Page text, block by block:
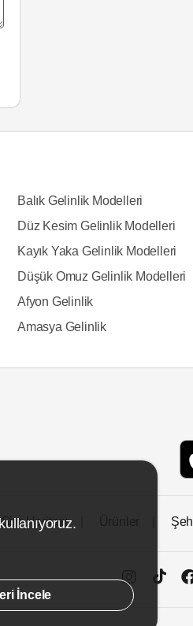
Balık Gelinlik Modelleri
Düz Kesim Gelinlik Modelleri
Kayık Yaka Gelinlik Modelleri
Düşük Omuz Gelinlik Modelleri
Afyon Gelinlik
Amasya Gelinlik
Site Haritası
İncele